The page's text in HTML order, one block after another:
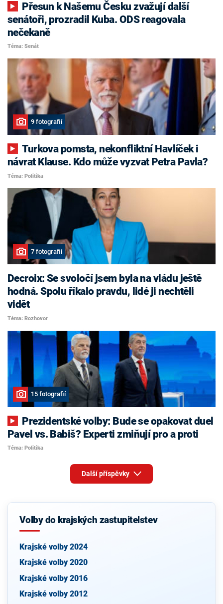
senátoři, prozradil Kuba. ODS reagovala
nečekaně
Téma: Senát
9 fotografií
Turkova pomsta, nekonfliktní Havlíček i
návrat Klause. Kdo může vyzvat Petra Pavla?
Téma: Politika
7 fotografií
Decroix: Se svoločí jsem byla na vládu ještě
hodná. Spolu říkalo pravdu, lidé ji nechtěli
vidět
Téma: Rozhovor
15 fotografií
Pavel vs. Babiš? Experti zmiňují pro a proti
Téma: Politika
Další příspěvky
Volby do krajských zastupitelstev
Krajské volby 2024
Krajské volby 2020
Krajské volby 2016
Krajské volby 2012